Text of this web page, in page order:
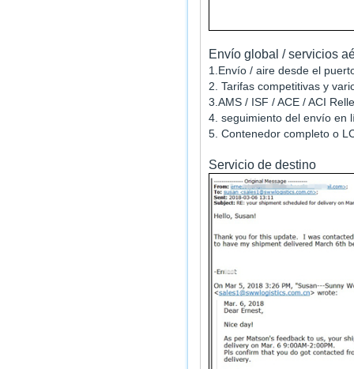
Envío global / servicios
1.Envío / aire desde el
2. Tarifas competitivas y
3.AMS / ISF / ACE / ACI
4. seguimiento del envío en
5. Contenedor completo o
Servicio de destino